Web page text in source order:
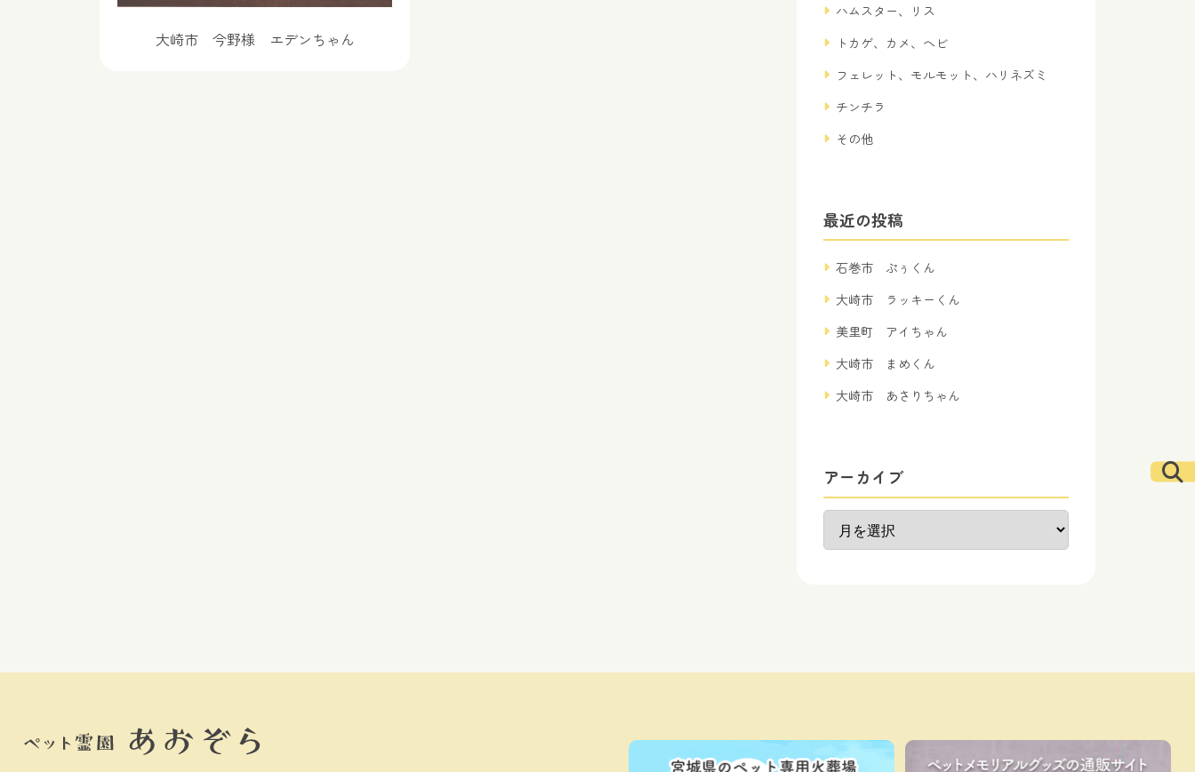
大崎市 今野様 エデンちゃん
ハムスター、リス
トカゲ、カメ、ヘビ
フェレット、モルモット、ハリネズミ
チンチラ
その他
最近の投稿
石巻市 ぷぅくん
大崎市 ラッキーくん
美里町 アイちゃん
大崎市 まめくん
大崎市 あさりちゃん
アーカイブ
ー